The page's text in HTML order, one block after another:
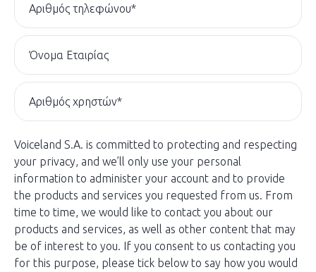
Voiceland S.A. is committed to protecting and respecting
your privacy, and we’ll only use your personal
information to administer your account and to provide
the products and services you requested from us. From
time to time, we would like to contact you about our
products and services, as well as other content that may
be of interest to you. If you consent to us contacting you
for this purpose, please tick below to say how you would